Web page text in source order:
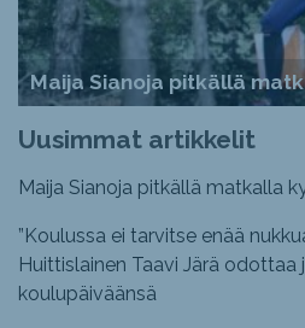
Maija Sianoja pitkällä
Uusimmat artikkelit
Maija Sianoja pitkällä matkalla
”Koulussa ei tarvitse enää
Huittislainen Taavi Järä
koulupäiväänsä